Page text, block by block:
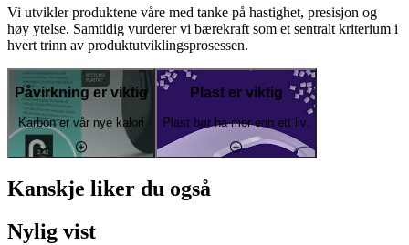
Vi utvikler produktene våre med tanke på hastighet, presisjon og
høy ytelse. Samtidig vurderer vi bærekraft som et sentralt kriterium i
hvert trinn av produktutviklingsprosessen.
Påvirkning er viktig
Karbon er vår nye kalori
Plast er viktig
Plast bør ha mer enn ett liv.
Kanskje liker du også
Nylig vist